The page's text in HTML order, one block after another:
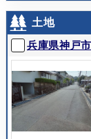
土地
兵庫県神戸